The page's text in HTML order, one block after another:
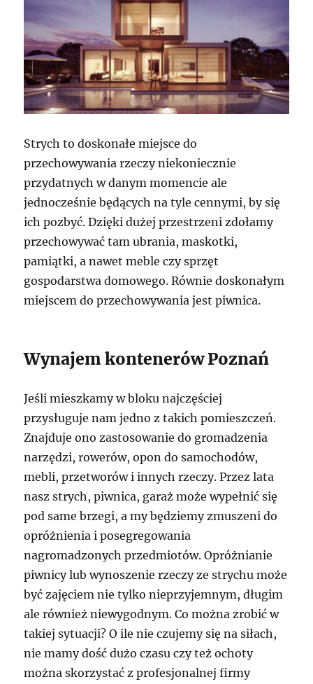
Strych to doskonałe miejsce do
przechowywania rzeczy niekoniecznie
przydatnych w danym momencie ale
jednocześnie będących na tyle cennymi, by się
ich pozbyć. Dzięki dużej przestrzeni zdołamy
przechowywać tam ubrania, maskotki,
pamiątki, a nawet meble czy sprzęt
gospodarstwa domowego. Równie doskonałym
miejscem do przechowywania jest piwnica.
Wynajem kontenerów Poznań
Jeśli mieszkamy w bloku najczęściej
przysługuje nam jedno z takich pomieszczeń.
Znajduje ono zastosowanie do gromadzenia
narzędzi, rowerów, opon do samochodów,
mebli, przetworów i innych rzeczy. Przez lata
nasz strych, piwnica, garaż może wypełnić się
pod same brzegi, a my będziemy zmuszeni do
opróżnienia i posegregowania
nagromadzonych przedmiotów. Opróżnianie
piwnicy lub wynoszenie rzeczy ze strychu może
być zajęciem nie tylko nieprzyjemnym, długim
ale również niewygodnym. Co można zrobić w
takiej sytuacji? O ile nie czujemy się na siłach,
nie mamy dość dużo czasu czy też ochoty
można skorzystać z profesjonalnej firmy